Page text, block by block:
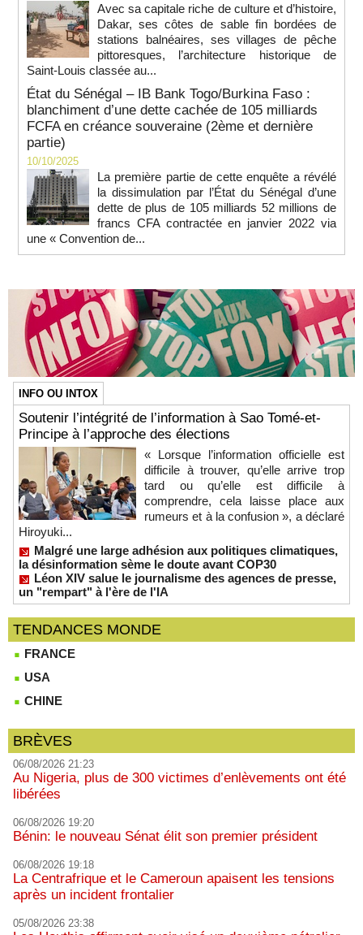
Avec sa capitale riche de culture et d’histoire,
Dakar, ses côtes de sable fin bordées de
stations balnéaires, ses villages de pêche
pittoresques, l’architecture historique de
Saint-Louis classée au...
État du Sénégal – IB Bank Togo/Burkina Faso :
blanchiment d’une dette cachée de 105 milliards
FCFA en créance souveraine (2ème et dernière
partie)
10/10/2025
La première partie de cette enquête a révélé
la dissimulation par l’État du Sénégal d’une
dette de plus de 105 milliards 52 millions de
francs CFA contractée en janvier 2022 via
une « Convention de...
INFO OU INTOX
Soutenir l’intégrité de l’information à Sao Tomé-et-
Principe à l’approche des élections
« Lorsque l’information officielle est
difficile à trouver, qu’elle arrive trop
tard ou qu’elle est difficile à
comprendre, cela laisse place aux
rumeurs et à la confusion », a déclaré
Hiroyuki...
Malgré une large adhésion aux politiques climatiques,
la désinformation sème le doute avant COP30
Léon XIV salue le journalisme des agences de presse,
un "rempart" à l'ère de l'IA
TENDANCES MONDE
FRANCE
USA
CHINE
BRÈVES
06/08/2026 21:23
Au Nigeria, plus de 300 victimes d’enlèvements ont été
libérées
06/08/2026 19:20
Bénin: le nouveau Sénat élit son premier président
06/08/2026 19:18
La Centrafrique et le Cameroun apaisent les tensions
après un incident frontalier
05/08/2026 23:38